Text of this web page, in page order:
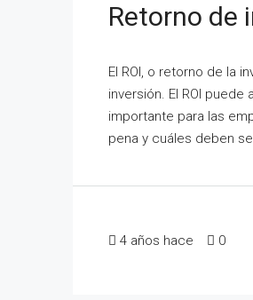
Retorno de
El ROI, o retorno de la
inversión. El ROI
importante para las
pena y cuáles deben
4 años hace 0